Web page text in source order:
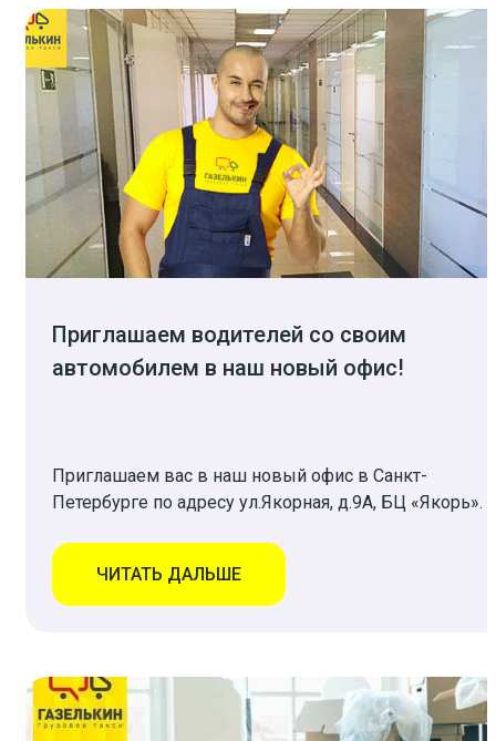
Приглашаем водителей со своим
автомобилем в наш новый офис!
Приглашаем вас в наш новый офис в Санкт-
Петербурге по адресу ул.Якорная, д.9А, БЦ «Якорь».
ЧИТАТЬ ДАЛЬШЕ